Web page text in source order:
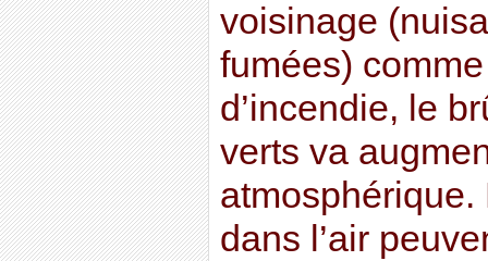
voisinage
fumées)
d’incendie, le
verts va
dans l’air